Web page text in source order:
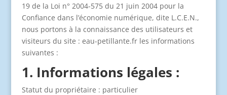
19 de la Loi n° 2004-575 du 21 juin 2004 pour la
Confiance dans l’économie numérique, dite L.C.E.N.,
nous portons à la connaissance des utilisateurs et
visiteurs du site : eau-petillante.fr les informations
suivantes :
1. Informations légales :
Statut du propriétaire : particulier